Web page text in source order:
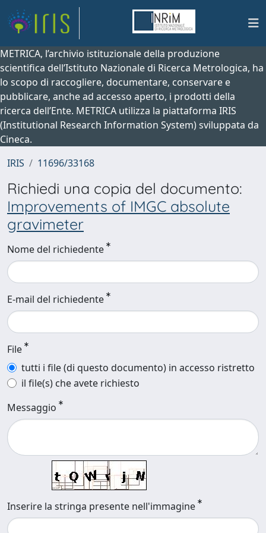
METRICA, l’archivio istituzionale della produzione
scientifica dell’Istituto Nazionale di Ricerca Metrologica, ha
lo scopo di raccogliere, documentare, conservare e
pubblicare, anche ad accesso aperto, i prodotti della
ricerca dell’Ente. METRICA utilizza la piattaforma IRIS
(Institutional Research Information System) sviluppata da
Cineca.
IRIS
11696/33168
Richiedi una copia del documento:
Improvements of IMGC absolute
gravimeter
Nome del richiedente
E-mail del richiedente
File
tutti i file (di questo documento) in accesso ristretto
il file(s) che avete richiesto
Messaggio
Inserire la stringa presente nell'immagine